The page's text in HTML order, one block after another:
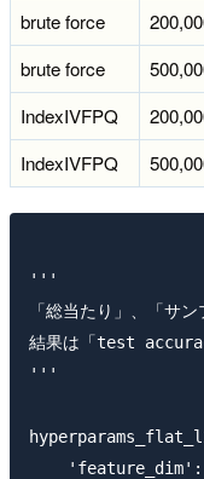
brute force
brute force
IndexIVFPQ
IndexIVFPQ
'''
「総当たり」、「サ
結果は「test
'''